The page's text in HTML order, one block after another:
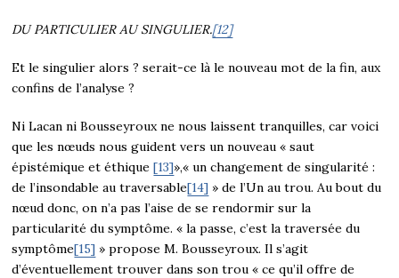
DU PARTICULIER AU SINGULIER.[12]
Et le singulier alors ? serait-ce là le nouveau mot de la fin, aux
confins de l’analyse ?
Ni Lacan ni Bousseyroux ne nous laissent tranquilles, car voici
que les nœuds nous guident vers un nouveau « saut
épistémique et éthique[13]»,« un changement de singularité :
de l’insondable au traversable[14] » de l’Un au trou. Au bout du
nœud donc, on n’a pas l’aise de se rendormir sur la
particularité du symptôme. « la passe, c’est la traversée du
symptôme[15] » propose M. Bousseyroux. Il s’agit
d’éventuellement trouver dans son trou « ce qu’il offre de